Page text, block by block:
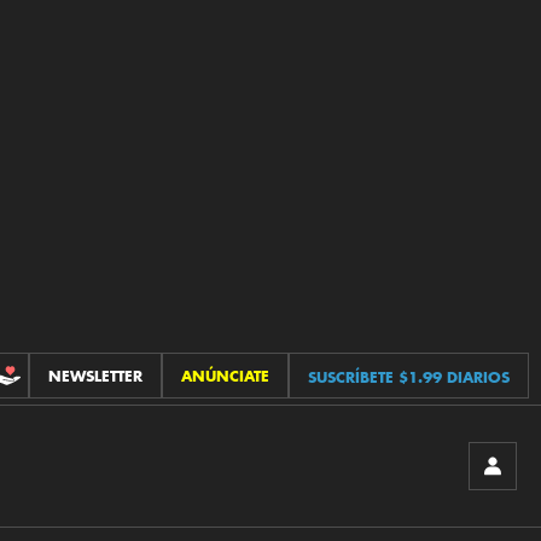
CONTRIBUCIONES
NEWSLETTER ANÚNCIATE SUSCRÍBETE $1.99 DIARIOS